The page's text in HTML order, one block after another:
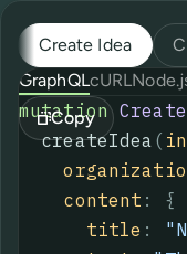
Create Idea
GraphQLcURL
Copy
mutation
createIdea (
content :
{
title : "